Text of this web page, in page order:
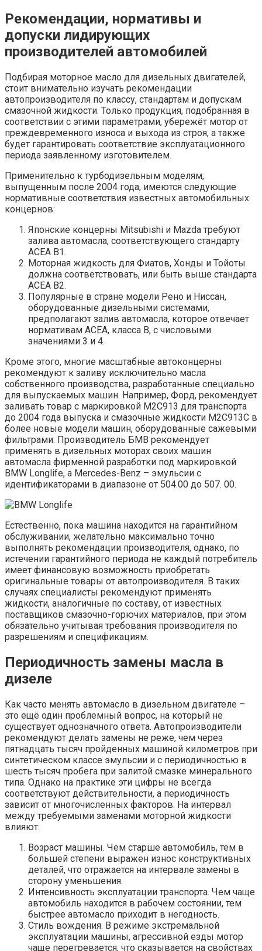
Рекомендации, нормативы и
допуски лидирующих
производителей автомобилей
Подбирая моторное масло для дизельных двигателей,
стоит внимательно изучать рекомендации
автопроизводителя по классу, стандартам и допускам
смазочной жидкости. Только продукция, подобранная в
соответствии с этими параметрами, убережёт мотор от
преждевременного износа и выхода из строя, а также
будет гарантировать соответствие эксплуатационного
периода заявленному изготовителем.
Применительно к турбодизельным моделям,
выпущенным после 2004 года, имеются следующие
нормативные соответствия известных автомобильных
концернов:
Японские концерны Mitsubishi и Mazda требуют
залива автомасла, соответствующего стандарту
ACEA B1.
Моторная жидкость для Фиатов, Хонды и Тойоты
должна соответствовать, или быть выше стандарта
ACEA B2.
Популярные в стране модели Рено и Ниссан,
оборудованные дизельными системами,
предполагают залив автомасла, которое отвечает
нормативам ACEA, класса B, с числовыми
значениями 3 и 4.
Кроме этого, многие масштабные автоконцерны
рекомендуют к заливу исключительно масла
собственного производства, разработанные специально
для выпускаемых машин. Например, Форд, рекомендует
заливать товар с маркировкой M2C913 для транспорта
до 2004 года выпуска и смазочные жидкости M2C913C в
более новые модели машин, оборудованные сажевыми
фильтрами. Производитель БМВ рекомендует
применять в дизельных моторах своих машин
автомасла фирменной разработки под маркировкой
BMW Longlife, а Mercedes-Benz – эмульсии с
идентификаторами в диапазоне от 504.00 до 507. 00.
Естественно, пока машина находится на гарантийном
обслуживании, желательно максимально точно
выполнять рекомендации производителя, однако, по
истечении гарантийного периода не каждый потребитель
имеет финансовую возможность приобретать
оригинальные товары от автопроизводителя. В таких
случаях специалисты рекомендуют применять
жидкости, аналогичные по составу, от известных
поставщиков смазочно-горючих материалов, при этом
обязательно учитывая требования производителя по
разрешениям и спецификациям.
Периодичность замены масла в
дизеле
Как часто менять автомасло в дизельном двигателе –
это ещё один проблемный вопрос, на который не
существует однозначного ответа. Автопроизводители
рекомендуют делать замены не реже, чем через
пятнадцать тысяч пройденных машиной километров при
синтетическом классе эмульсии и с периодичностью в
шесть тысяч пробега при залитой смазке минерального
типа. Однако на практике эти цифры не всегда
соответствуют действительности, а периодичность
зависит от многочисленных факторов. На интервал
между требуемыми заменами моторной жидкости
влияют:
Возраст машины. Чем старше автомобиль, тем в
большей степени выражен износ конструктивных
деталей, что отражается на интервале замены в
сторону уменьшения.
Интенсивность эксплуатации транспорта. Чем чаще
автомобиль находится в рабочем состоянии, тем
быстрее автомасло приходит в негодность.
Стиль вождения. В режиме экстремальной
эксплуатации машины, агрессивной езды мотор
чаще перегревается, что сказывается на свойствах